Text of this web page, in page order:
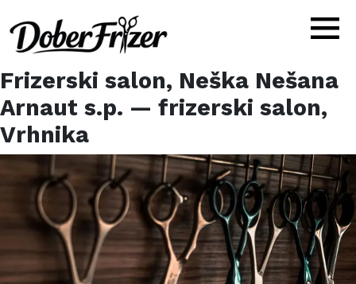
Frizerski salon, Neška Nešana
Arnaut s.p. — frizerski salon,
Vrhnika